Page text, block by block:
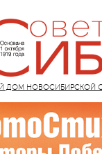
ДОМ НОВОСИБИРСКОЙ